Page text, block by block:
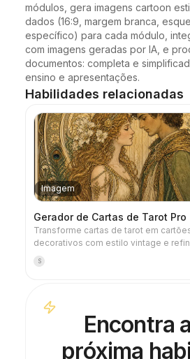
módulos, gera imagens cartoon
dados (16:9, margem branca,
específico) para cada módulo,
com imagens geradas por IA, e
documentos: completa e
ensino e apresentações.
Habilidades relacionadas
Imagem
Gerador de Cartas de Tarot Pro
Transforme cartas de tarot em
decorativos com estilo vintage e
podem ser usados diretamente como
parede de telemóvel. Diga-lhe o tema
produzirá imagens de tarot com estilo
significado requintado. Suporta o
completo de 78 cartas, um grupo
algumas à escolha, com visual
agradável, sem a sensação plástica
S
Encontra
próxima